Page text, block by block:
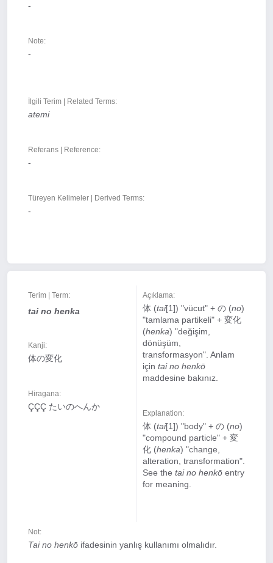
-
Note:
-
İlgili Terim | Related Terms:
atemi
Referans | Reference:
-
Türeyen Kelimeler | Derived Terms:
-
Terim | Term:
tai no henka
Kanji:
体の変化
Hiragana:
ÇÇÇ たいのへんか
Açıklama:
体 (tai[1]) "vücut" + の (no)
"tamlama partikeli" + 変化
(henka) "değişim,
dönüşüm,
transformasyon". Anlam
için tai no henkō
maddesine bakınız.
Explanation:
体 (tai[1]) "body" + の (no)
"compound particle" + 変
化 (henka) "change,
alteration, transformation".
See the tai no henkō entry
for meaning.
Not:
Tai no henkō ifadesinin yanlış kullanımı olmalıdır.